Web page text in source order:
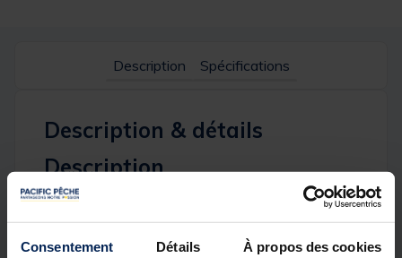
Consentement Détails À propos des cookies
Description Spécifications
Description & détails
Description
Ce fourreau semi-rigide pour cannes à moulinet de
sécurisé de votre matériel. Il est équipé de sangles et